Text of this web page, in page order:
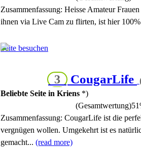
Zusammenfassung: Heisse Amateur
ihnen via Live Cam zu flirten, ist hier
Seite besuchen
3 CougarLife
Beliebte Seite in Kriens *)
(Gesamtwertung)
Zusammenfassung: CougarLife ist die
vergnügen wollen. Umgekehrt ist es
gemacht... (read more)